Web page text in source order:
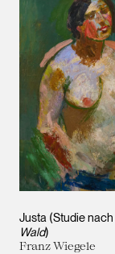
Justa (Studie nach
Wald)
Franz Wiegele